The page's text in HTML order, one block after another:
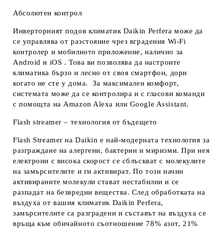
Абсолютен контрол
Инверторният подов климатик Daikin Perfera може да
се управлява от разстояние чрез вградения Wi-Fi
контролер и мобилното приложение, налично за
Android и iOS . Това ви позволява да настроите
климатика бързо и лесно от своя смартфон, дори
когато не сте у дома. За максимален комфорт,
системата може да се контролира и с гласови команди
с помощта на Amazon Alexa или Google Assistant.
Flash streamer – технология от бъдещето
Flash Streamer на Daikin е най-модерната технология за
разграждане на алергени, бактерии и миризми. При нея
електрони с висока скорост се сблъскват с молекулите
на замърсителите и ги активират. По този начин
активираните молекули стават нестабилни и се
разпадат на безвредни вещества. След обработката на
въздуха от вашия климатик Daikin Perfera,
замърсителите са разградени и съставът на въздуха се
връща към обичайното съотношение 78% азот, 21%